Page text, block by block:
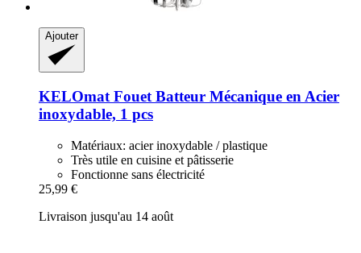
Ajouter
KELOmat Fouet Batteur Mécanique en Acier
inoxydable, 1 pcs
Matériaux: acier inoxydable / plastique
Très utile en cuisine et pâtisserie
Fonctionne sans électricité
25,99 €
Livraison jusqu'au 14 août